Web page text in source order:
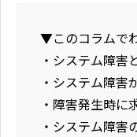
▼このコラムで
・システム障害
・システム障害
・障害発生時に
・システム障害